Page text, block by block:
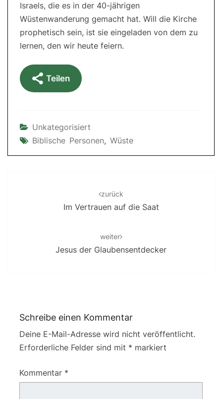
Israels, die es in der 40-jährigen
Wüstenwanderung gemacht hat. Will die Kirche
prophetisch sein, ist sie eingeladen von dem zu
lernen, den wir heute feiern.
Teilen
Unkategorisiert
Biblische Personen, Wüste
zurück
Im Vertrauen auf die Saat
weiter
Jesus der Glaubensentdecker
Schreibe einen Kommentar
Deine E-Mail-Adresse wird nicht veröffentlicht.
Erforderliche Felder sind mit * markiert
Kommentar *